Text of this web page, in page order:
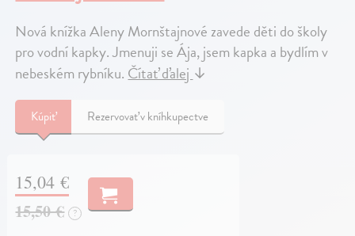
Nová knížka Aleny Mornštajnové zavede děti do školy
pro vodní kapky. Jmenuji se Ája, jsem kapka a bydlím v
nebeském rybníku.Čítať ďalej↓
Kúpiť Rezervovať v kníhkupectve
15,04 €
15,50 €
?